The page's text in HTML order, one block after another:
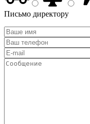
Письмо директору